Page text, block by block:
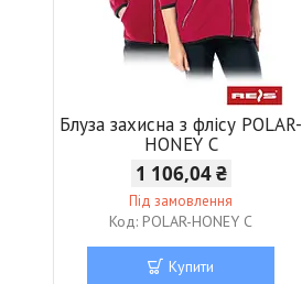
Блуза захисна з флісу POLAR-
HONEY C
1 106,04 ₴
Під замовлення
POLAR-HONEY C
Купити